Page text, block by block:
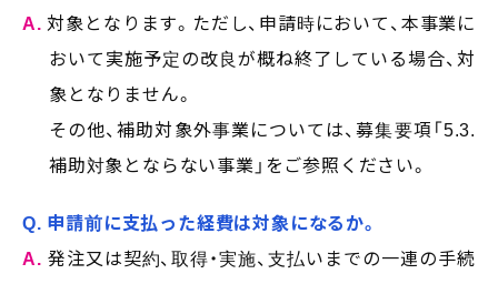
A. 対象となります。ただし、申請時において、本事業に
おいて実施予定の改良が概ね終了している場合、対
象となりません。
その他、補助対象外事業については、募集要項「5.3.
補助対象とならない事業」をご参照ください。
Q. 申請前に支払った経費は対象になるか。
A. 発注又は契約、取得・実施、支払いまでの一連の手続